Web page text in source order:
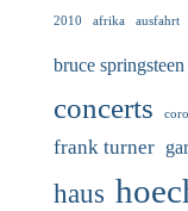
2010 afrika ausfahrt
bruce springsteen
concerts
frank turner
haus